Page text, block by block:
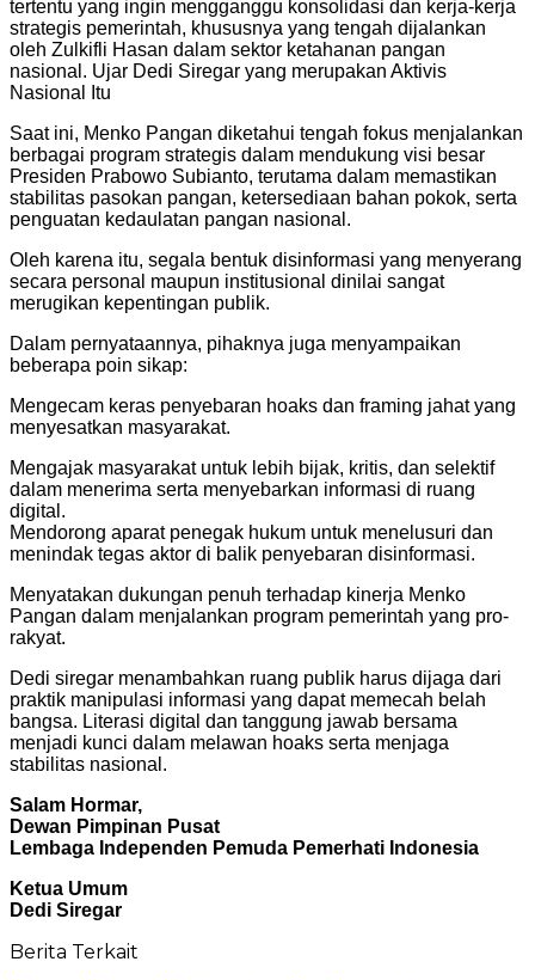
tertentu yang ingin mengganggu konsolidasi dan kerja-kerja
strategis pemerintah, khususnya yang tengah dijalankan
oleh Zulkifli Hasan dalam sektor ketahanan pangan
nasional. Ujar Dedi Siregar yang merupakan Aktivis
Nasional Itu
Saat ini, Menko Pangan diketahui tengah fokus menjalankan
berbagai program strategis dalam mendukung visi besar
Presiden Prabowo Subianto, terutama dalam memastikan
stabilitas pasokan pangan, ketersediaan bahan pokok, serta
penguatan kedaulatan pangan nasional.
Oleh karena itu, segala bentuk disinformasi yang menyerang
secara personal maupun institusional dinilai sangat
merugikan kepentingan publik.
Dalam pernyataannya, pihaknya juga menyampaikan
beberapa poin sikap:
Mengecam keras penyebaran hoaks dan framing jahat yang
menyesatkan masyarakat.
Mengajak masyarakat untuk lebih bijak, kritis, dan selektif
dalam menerima serta menyebarkan informasi di ruang
digital.
Mendorong aparat penegak hukum untuk menelusuri dan
menindak tegas aktor di balik penyebaran disinformasi.
Menyatakan dukungan penuh terhadap kinerja Menko
Pangan dalam menjalankan program pemerintah yang pro-
rakyat.
Dedi siregar menambahkan ruang publik harus dijaga dari
praktik manipulasi informasi yang dapat memecah belah
bangsa. Literasi digital dan tanggung jawab bersama
menjadi kunci dalam melawan hoaks serta menjaga
stabilitas nasional.
Salam Hormar,
Dewan Pimpinan Pusat
Lembaga Independen Pemuda Pemerhati Indonesia
Ketua Umum
Dedi Siregar
Berita Terkait